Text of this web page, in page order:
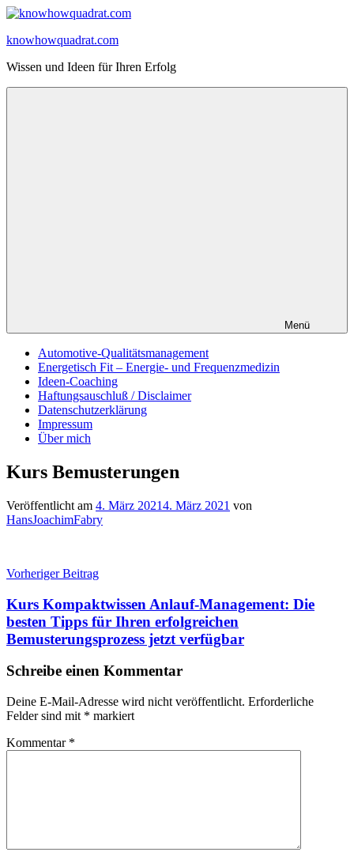
Zum
springen
knowhowquadrat.com
Wissen und Ideen für Ihren Erfolg
Menü
Automotive-Qualitätsmanagement
Energetisch Fit – Energie- und Frequenzmedizin
Ideen-Coaching
Haftungsauschluß / Disclaimer
Datenschutzerklärung
Impressum
Über mich
Kurs Bemusterungen
Veröffentlicht am 4. März 20214. März 2021 von
HansJoachimFabry
Beitragsnavigation
Vorheriger Beitrag
Kurs Kompaktwissen Anlauf-Management: Die
besten Tipps für Ihren erfolgreichen
Bemusterungsprozess jetzt verfügbar
Schreibe einen Kommentar
Deine E-Mail-Adresse wird nicht veröffentlicht. Erforderliche
Felder sind mit * markiert
Kommentar *